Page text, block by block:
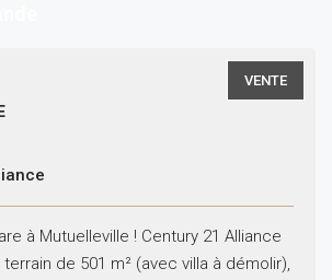
VENTE
à Mutuelleville ! Century 21 Alliance
de 501 m² (avec villa à démolir),